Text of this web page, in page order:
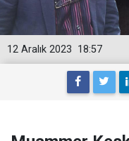
18:57
12 Aralık 2023